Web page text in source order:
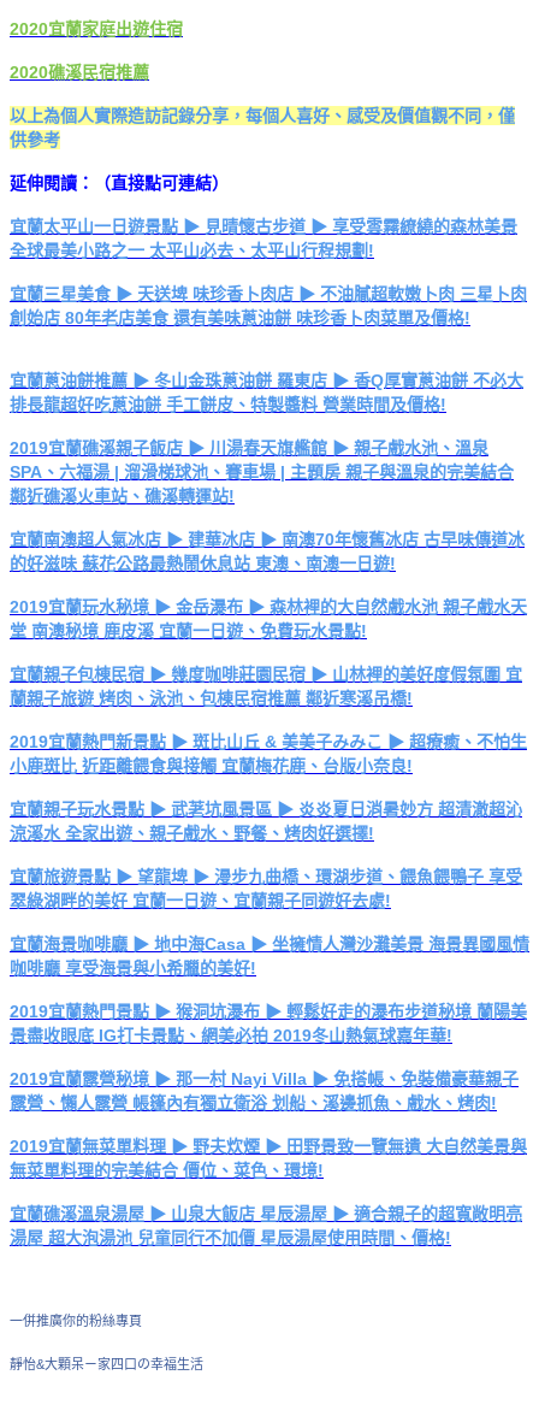
2020宜蘭家庭出遊住宿
2020礁溪民宿推薦
以上為個人實際造訪記錄分享，每個人喜好、感受及價值觀不同，僅
供參考
延伸閱讀：（直接點可連結）
宜蘭太平山一日遊景點 ▶ 見晴懷古步道 ▶ 享受雲霧繚繞的森林美景
全球最美小路之一 太平山必去、太平山行程規劃!
宜蘭三星美食 ▶ 天送埤 味珍香卜肉店 ▶ 不油膩超軟嫩卜肉 三星卜肉
創始店 80年老店美食 還有美味蔥油餅 味珍香卜肉菜單及價格!
宜蘭蔥油餅推薦 ▶ 冬山金珠蔥油餅 羅東店 ▶ 香Q厚實蔥油餅 不必大
排長龍超好吃蔥油餅 手工餅皮、特製醬料 營業時間及價格!
2019宜蘭礁溪親子飯店 ▶ 川湯春天旗艦館 ▶ 親子戲水池、溫泉
SPA、六福湯 | 溜滑梯球池、賽車場 | 主題房 親子與溫泉的完美結合
鄰近礁溪火車站、礁溪轉運站!
宜蘭南澳超人氣冰店 ▶ 建華冰店 ▶ 南澳70年懷舊冰店 古早味傳道冰
的好滋味 蘇花公路最熱鬧休息站 東澳、南澳一日遊!
2019宜蘭玩水秘境 ▶ 金岳瀑布 ▶ 森林裡的大自然戲水池 親子戲水天
堂 南澳秘境 鹿皮溪 宜蘭一日遊、免費玩水景點!
宜蘭親子包棟民宿 ▶ 幾度咖啡莊園民宿 ▶ 山林裡的美好度假氛圍 宜
蘭親子旅遊 烤肉、泳池、包棟民宿推薦 鄰近寒溪吊橋!
2019宜蘭熱門新景點 ▶ 斑比山丘 & 美美子みみこ ▶ 超療癒、不怕生
小鹿斑比 近距離餵食與接觸 宜蘭梅花鹿、台版小奈良!
宜蘭親子玩水景點 ▶ 武荖坑風景區 ▶ 炎炎夏日消暑妙方 超清澈超沁
涼溪水 全家出遊、親子戲水、野餐、烤肉好選擇!
宜蘭旅遊景點 ▶ 望龍埤 ▶ 漫步九曲橋、環湖步道、餵魚餵鴨子 享受
翠綠湖畔的美好 宜蘭一日遊、宜蘭親子同遊好去處!
宜蘭海景咖啡廳 ▶ 地中海Casa ▶ 坐擁情人灣沙灘美景 海景異國風情
咖啡廳 享受海景與小希臘的美好!
2019宜蘭熱門景點 ▶ 猴洞坑瀑布 ▶ 輕鬆好走的瀑布步道秘境 蘭陽美
景盡收眼底 IG打卡景點、網美必拍 2019冬山熱氣球嘉年華!
2019宜蘭露營秘境 ▶ 那一村 Nayi Villa ▶ 免搭帳、免裝備豪華親子
露營、懶人露營 帳篷內有獨立衛浴 划船、溪邊抓魚、戲水、烤肉!
2019宜蘭無菜單料理 ▶ 野夫炊煙 ▶ 田野景致一覽無遺 大自然美景與
無菜單料理的完美結合 價位、菜色、環境!
宜蘭礁溪溫泉湯屋 ▶ 山泉大飯店 星辰湯屋 ▶ 適合親子的超寬敞明亮
湯屋 超大泡湯池 兒童同行不加價 星辰湯屋使用時間、價格!
一併推廣你的粉絲專頁
靜怡&大顆呆ㄧ家四口の幸福生活